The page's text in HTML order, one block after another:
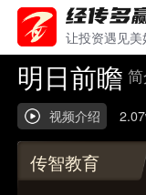
让投资遇见美
明日前瞻
视频介绍
传智教育